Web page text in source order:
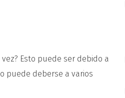
Esto puede ser debido a
puede deberse a varios